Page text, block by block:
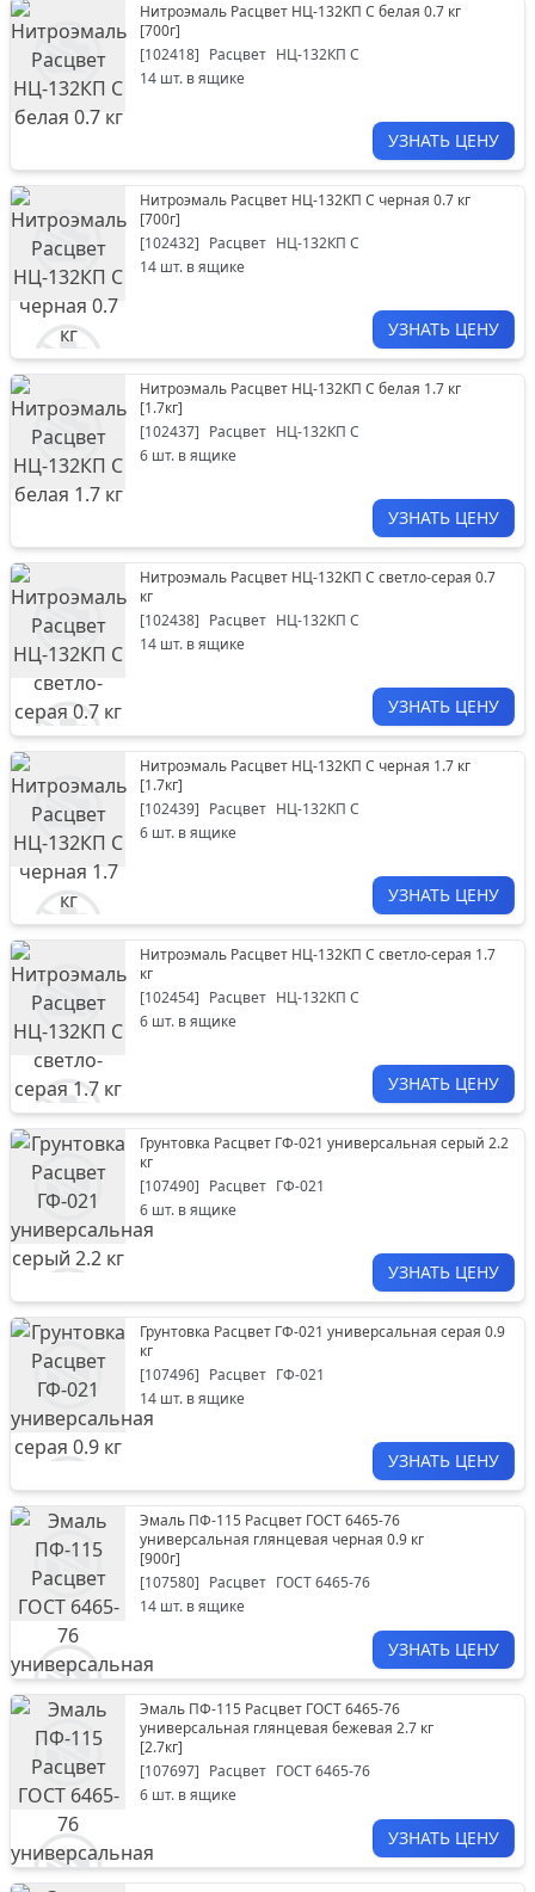
Нитроэмаль Расцвет НЦ-132КП С белая 0.7 кг
[700г]
[102418] Расцвет НЦ-132КП С
14 шт. в ящике
УЗНАТЬ ЦЕНУ
Нитроэмаль Расцвет НЦ-132КП С черная 0.7 кг
[700г]
[102432] Расцвет НЦ-132КП С
14 шт. в ящике
УЗНАТЬ ЦЕНУ
Нитроэмаль Расцвет НЦ-132КП С белая 1.7 кг
[1.7кг]
[102437] Расцвет НЦ-132КП С
6 шт. в ящике
УЗНАТЬ ЦЕНУ
Нитроэмаль Расцвет НЦ-132КП С светло-серая 0.7
кг
[102438] Расцвет НЦ-132КП С
14 шт. в ящике
УЗНАТЬ ЦЕНУ
Нитроэмаль Расцвет НЦ-132КП С черная 1.7 кг
[1.7кг]
[102439] Расцвет НЦ-132КП С
6 шт. в ящике
УЗНАТЬ ЦЕНУ
Нитроэмаль Расцвет НЦ-132КП С светло-серая 1.7
кг
[102454] Расцвет НЦ-132КП С
6 шт. в ящике
УЗНАТЬ ЦЕНУ
Грунтовка Расцвет ГФ-021 универсальная серый 2.2
кг
[107490] Расцвет ГФ-021
6 шт. в ящике
УЗНАТЬ ЦЕНУ
Грунтовка Расцвет ГФ-021 универсальная серая 0.9
кг
[107496] Расцвет ГФ-021
14 шт. в ящике
УЗНАТЬ ЦЕНУ
Эмаль ПФ-115 Расцвет ГОСТ 6465-76
универсальная глянцевая черная 0.9 кг
[900г]
[107580] Расцвет ГОСТ 6465-76
14 шт. в ящике
УЗНАТЬ ЦЕНУ
Эмаль ПФ-115 Расцвет ГОСТ 6465-76
универсальная глянцевая бежевая 2.7 кг
[2.7кг]
[107697] Расцвет ГОСТ 6465-76
6 шт. в ящике
УЗНАТЬ ЦЕНУ